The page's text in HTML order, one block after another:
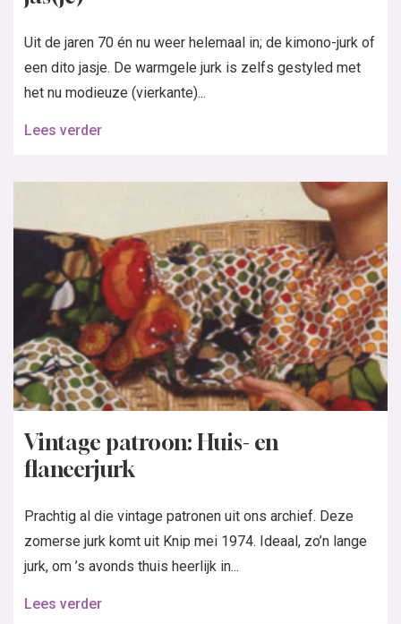
Uit de jaren 70 én nu weer helemaal in; de kimono-jurk of
een dito jasje. De warmgele jurk is zelfs gestyled met
het nu modieuze (vierkante)...
Lees verder
Vintage patroon: Huis- en
flaneerjurk
Prachtig al die vintage patronen uit ons archief. Deze
zomerse jurk komt uit Knip mei 1974. Ideaal, zo’n lange
jurk, om ’s avonds thuis heerlijk in...
Lees verder